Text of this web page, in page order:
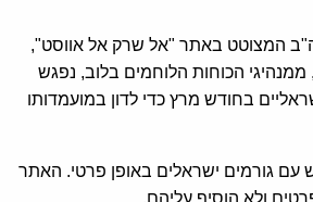
המצוטט באתר "אל שרק אל אווסט",
הכוחות הלוחמים בלוב, נפגש
בחודש מרץ כדי לדון במועמדותו
עם גורמים ישראלים באופן פרטי. האתר
ולא הוסיף עליהם.